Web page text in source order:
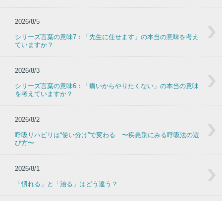
2026/8/5
シリーズ言葉の意味7：「先生に任せます」の本当の意味を考え
ていますか？
2026/8/3
シリーズ言葉の意味6：「痛いからやりたくない」の本当の意味
を考えていますか？
2026/8/2
呼吸リハビリは“使い分け”で変わる 〜疾患別にみる呼吸法の選
び方〜
2026/8/1
「慣れる」と「治る」はどう違う？